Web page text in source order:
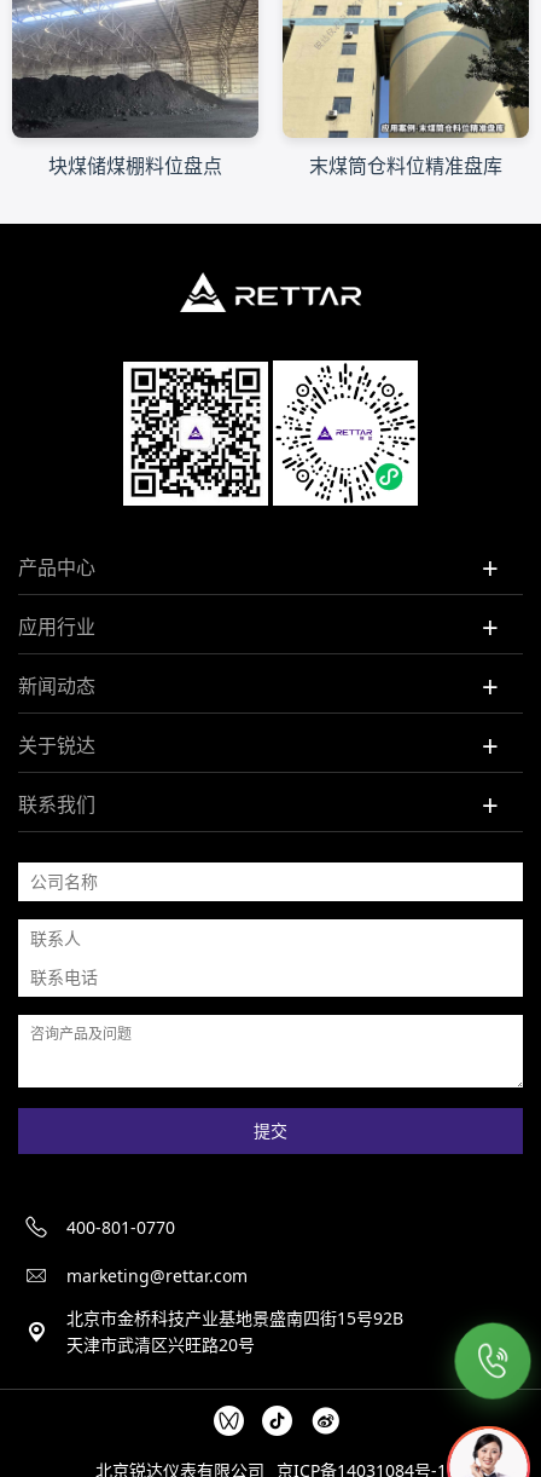
块煤储煤棚料位盘点 末煤筒仓料位精准盘库
产品中心 +
应用行业 +
新闻动态 +
关于锐达 +
联系我们 +
提交
400-801-0770
marketing@rettar.com
北京市金桥科技产业基地景盛南四街15号92B
天津市武清区兴旺路20号
北京锐达仪表有限公司 京ICP备14031084号-1